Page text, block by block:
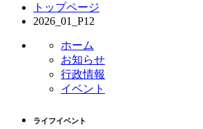
トップページ
2026_01_P12
ホーム
お知らせ
行政情報
イベント
ライフイベント